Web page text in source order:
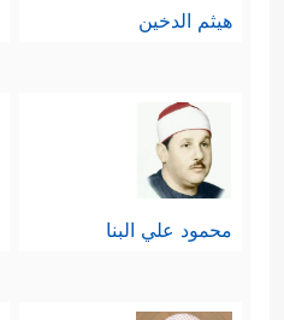
هيثم الدخين
محمود علي البنا